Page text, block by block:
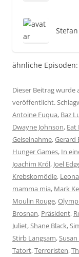
ähnliche Episoden:
Dieser Beitrag wurde
veröffentlicht.
Antoine Fuqua, Baz
Dwayne Johnson, Eat
Geiselnahme,Gerard
Hunger Games, In
Joachim Król, Joel
Krebskomödie,
mamma mia, Mark
Moulin Rouge,
Brosnan, Präsident,
Juliet,Shane Black,
Stirb Langsam,
Tatort,Terroristen,